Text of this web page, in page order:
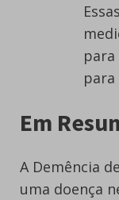
Em
A Demência
uma doença